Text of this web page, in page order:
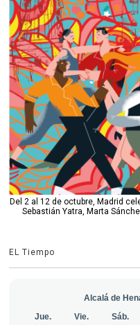
Del 2 al 12 de octubre, Madrid
Sebastián Yatra, Marta
EL Tiempo